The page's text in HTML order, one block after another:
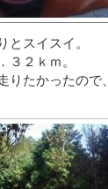
スイスイ。
２ｋｍ。
りたかったので